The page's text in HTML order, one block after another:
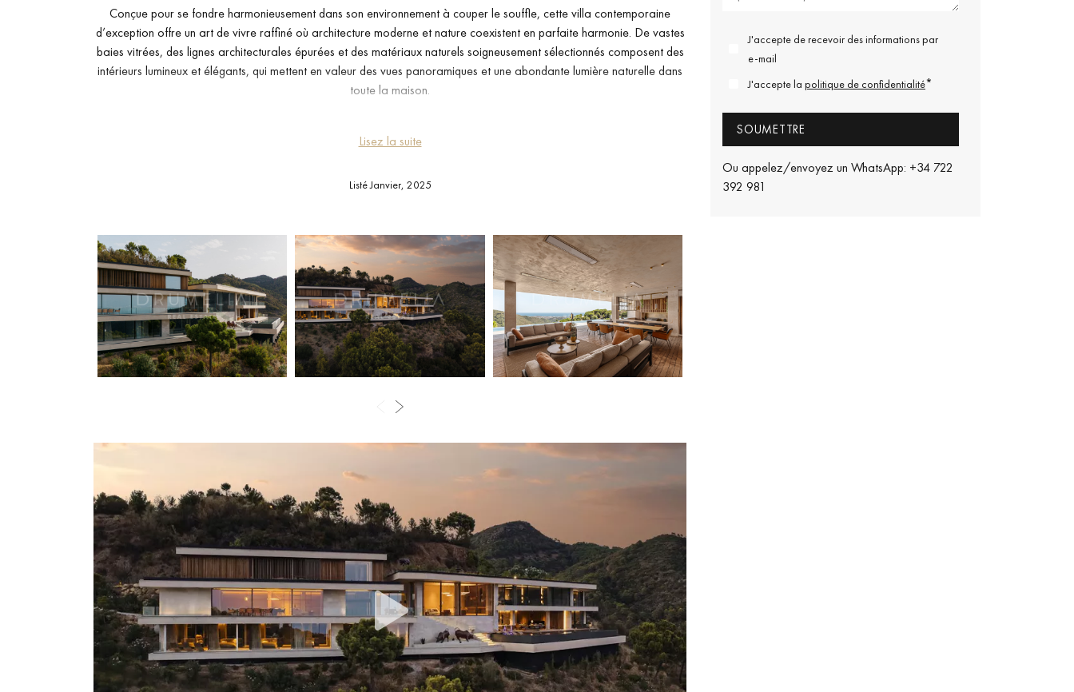
Conçue pour se fondre harmonieusement dans son environnement à couper le souffle, cette villa contemporaine
d’exception offre un art de vivre raffiné où architecture moderne et nature coexistent en parfaite harmonie. De vastes
baies vitrées, des lignes architecturales épurées et des matériaux naturels soigneusement sélectionnés composent des
intérieurs lumineux et élégants, qui mettent en valeur des vues panoramiques et une abondante lumière naturelle dans
toute la maison.
L’agencement, pensé avec soin, distingue les espaces privés des espaces de réception, offrant un équilibre fluide entre
économes en énergie qui renforcent à la fois le luxe et la fonctionnalité.
À l’extérieur, de généreuses terrasses, des jardins paysagers et une piscine à débordement créent un havre de paix au
cœur du paysage environnant. Située dans l’une des communautés fermées les plus exclusives de Benahavís, cette
remarquable villa offre intimité, durabilité et un accès aisé au golf, aux plages et aux remarquables prestations de
style de vie de la Costa del Sol.
Lisez la suite
Listé Janvier, 2025
J'accepte de recevoir des informations par
e-mail
J'accepte la politique de confidentialité*
Ou appelez/envoyez un WhatsApp: +34 722
392 981